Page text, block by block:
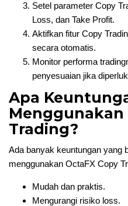
Setel parameter Copy
Loss, dan Take Profit.
Aktifkan fitur Copy
secara otomatis.
Monitor performa
penyesuaian jika
Apa
Menggunakan
Trading?
Ada banyak keuntungan yang
menggunakan OctaFX Copy
Mudah dan praktis.
Mengurangi risiko loss.